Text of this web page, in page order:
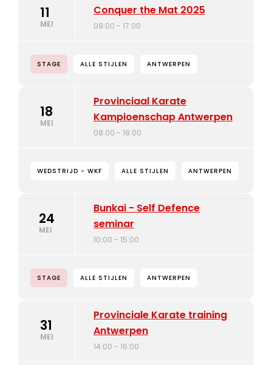
11
MEI
Conquer the Mat 2025
09:00 - 17:00
STAGE ALLE STIJLEN ANTWERPEN
18
MEI
Provinciaal Karate
Kampioenschap Antwerpen
08:00 - 18:00
WEDSTRIJD - WKF ALLE STIJLEN ANTWERPEN
24
MEI
Bunkai - Self Defence
seminar
10:00 - 15:00
STAGE ALLE STIJLEN ANTWERPEN
31
MEI
Provinciale Karate training
Antwerpen
14:00 - 16:00